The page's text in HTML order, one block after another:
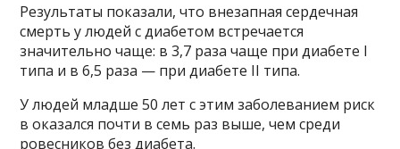
Результаты показали, что внезапная сердечная
смерть у людей с диабетом встречается
значительно чаще: в 3,7 раза чаще при диабете I
типа и в 6,5 раза — при диабете II типа.
У людей младше 50 лет с этим заболеванием риск
в оказался почти в семь раз выше, чем среди
ровесников без диабета.